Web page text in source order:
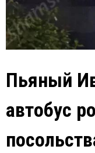
Пьяный
автобус